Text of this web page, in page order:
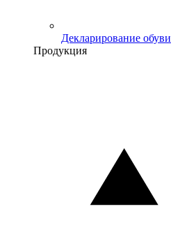
Декларирование обуви
Продукция